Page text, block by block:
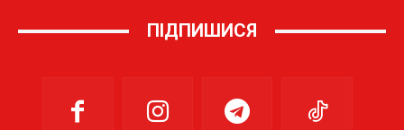
ПІДПИШИСЯ